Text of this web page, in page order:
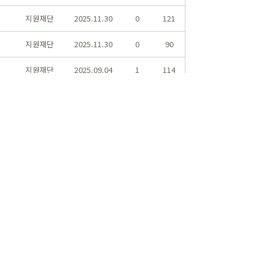
지원재단 2025.11.30 0 121
지원재단 2025.11.30 0 90
지원재단 2025.09.04 1 114